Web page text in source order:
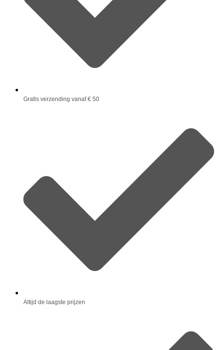
Gratis verzending vanaf € 50
Altijd de laagste prijzen